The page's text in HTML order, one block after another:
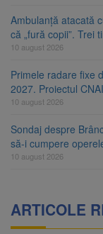
Ambulanță atacată
că „fură copii”. Trei
10 august 2026
Primele radare fixe
2027. Proiectul
10 august 2026
Sondaj despre
să-i cumpere
10 august 2026
ARTICOLE